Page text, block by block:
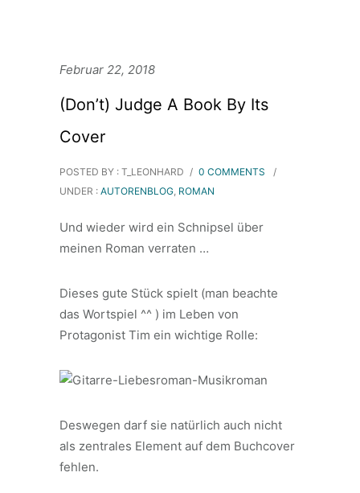
Februar 22, 2018
(Don’t) Judge A Book By Its
Cover
POSTED BY : T_LEONHARD / 0 COMMENTS
/
UNDER : AUTORENBLOG, ROMAN
Und wieder wird ein Schnipsel über
meinen Roman verraten …
Dieses gute Stück spielt (man beachte
das Wortspiel ^^ ) im Leben von
Protagonist Tim ein wichtige Rolle:
Deswegen darf sie natürlich auch nicht
als zentrales Element auf dem Buchcover
fehlen.